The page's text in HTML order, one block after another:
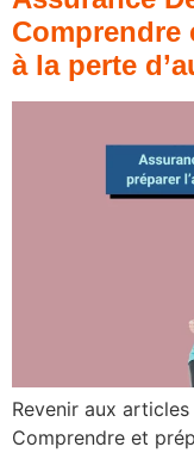
Comprendre
à la perte
Revenir aux
Comprendre et